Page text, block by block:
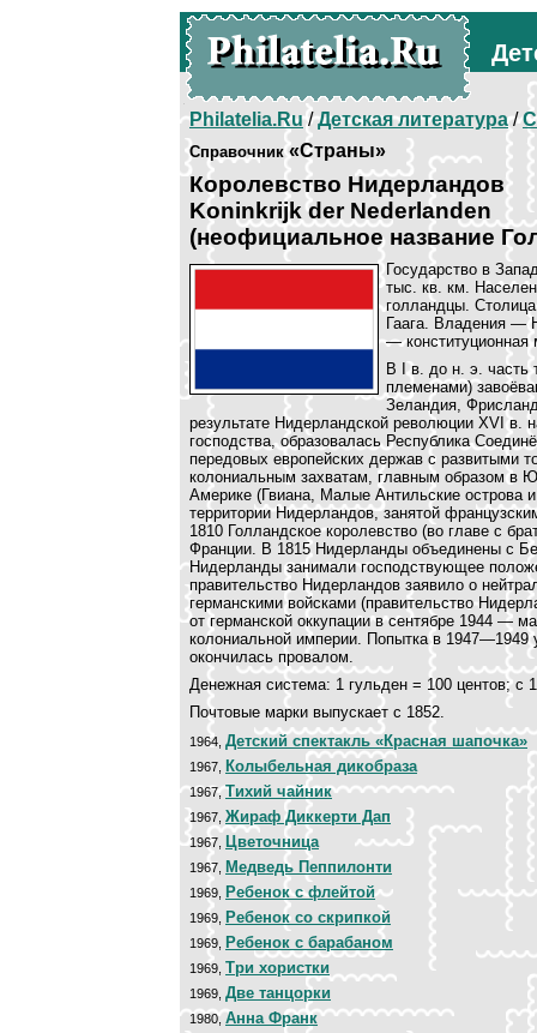
Philatelia.Ru/Детская литература/
Справочник«Страны»
Королевство Нидерландов
Koninkrijk der Nederlanden
(неофициальное название
Государство в
тыс. кв. км.
голландцы.
Гаага. Владения —
— конституционная
В I в. до н. э. часть
племенами)
Зеландия,
результате Нидерландской революции XVI в.
господства, образовалась Республика
передовых европейских держав с развитыми
колониальным захватам, главным образом в
Америке (Гвиана, Малые Антильские
территории Нидерландов, занятой
1810 Голландское королевство (во главе с
Франции. В 1815 Нидерланды объединены с
Нидерланды занимали господствующее
правительство Нидерландов заявило о
германскими войсками (правительство
от германской оккупации в сентябре 1944 —
колониальной империи. Попытка в 1947—1949
окончилась провалом.
Денежная система: 1 гульден = 100 центов; с
Почтовые марки выпускает с 1852.
1964, Детский спектакль «Красная шапочка»
1967, Колыбельная дикобраза
1967,Тихий чайник
1967, Жираф Диккерти Дап
1967, Цветочница
1967, Медведь Пеппилонти
1969, Ребенок с флейтой
1969, Ребенок со скрипкой
1969, Ребенок с барабаном
1969, Три хористки
1969, Две танцорки
1980, Анна Франк